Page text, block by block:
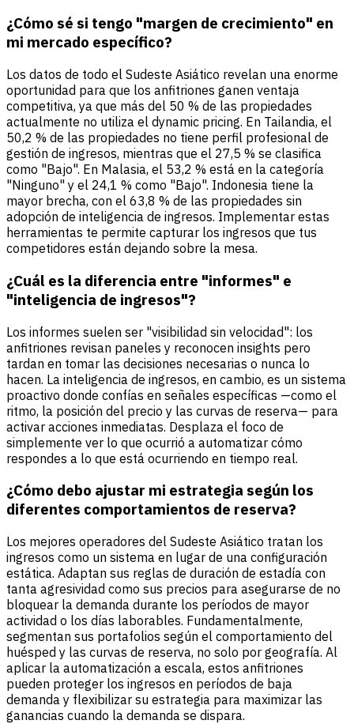
¿Cómo sé si tengo "margen de crecimiento" en
mi mercado específico?
Los datos de todo el Sudeste Asiático revelan una enorme
oportunidad para que los anfitriones ganen ventaja
competitiva, ya que más del 50 % de las propiedades
actualmente no utiliza el dynamic pricing. En Tailandia, el
50,2 % de las propiedades no tiene perfil profesional de
gestión de ingresos, mientras que el 27,5 % se clasifica
como "Bajo". En Malasia, el 53,2 % está en la categoría
"Ninguno" y el 24,1 % como "Bajo". Indonesia tiene la
mayor brecha, con el 63,8 % de las propiedades sin
adopción de inteligencia de ingresos. Implementar estas
herramientas te permite capturar los ingresos que tus
competidores están dejando sobre la mesa.
¿Cuál es la diferencia entre "informes" e
"inteligencia de ingresos"?
Los informes suelen ser "visibilidad sin velocidad": los
anfitriones revisan paneles y reconocen insights pero
tardan en tomar las decisiones necesarias o nunca lo
hacen. La inteligencia de ingresos, en cambio, es un sistema
proactivo donde confías en señales específicas —como el
ritmo, la posición del precio y las curvas de reserva— para
activar acciones inmediatas. Desplaza el foco de
simplemente ver lo que ocurrió a automatizar cómo
respondes a lo que está ocurriendo en tiempo real.
¿Cómo debo ajustar mi estrategia según los
diferentes comportamientos de reserva?
Los mejores operadores del Sudeste Asiático tratan los
ingresos como un sistema en lugar de una configuración
estática. Adaptan sus reglas de duración de estadía con
tanta agresividad como sus precios para asegurarse de no
bloquear la demanda durante los períodos de mayor
actividad o los días laborables. Fundamentalmente,
segmentan sus portafolios según el comportamiento del
huésped y las curvas de reserva, no solo por geografía. Al
aplicar la automatización a escala, estos anfitriones
pueden proteger los ingresos en períodos de baja
demanda y flexibilizar su estrategia para maximizar las
ganancias cuando la demanda se dispara.